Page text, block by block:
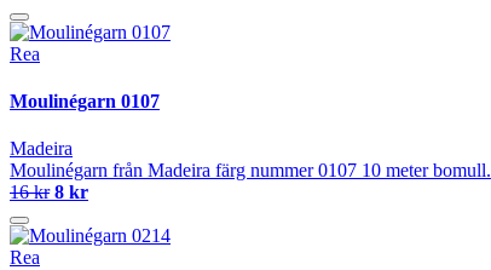
Rea
Moulinégarn 0107
Madeira
Moulinégarn från Madeira färg nummer 0107 10 meter bomull.
16 kr 8 kr
Rea